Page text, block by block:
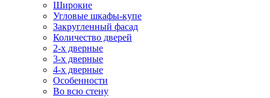
Широкие
Угловые шкафы-купе
Закругленный фасад
Количество дверей
2-х дверные
3-х дверные
4-х дверные
Особенности
Во всю стену